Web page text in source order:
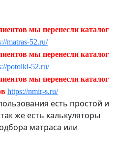
мы перенесли каталог
matras-52.ru/
мы перенесли каталог
potolki-52.ru/
мы перенесли каталог
https://nmir-s.ru/
есть простой и
же есть калькуляторы
матраса или